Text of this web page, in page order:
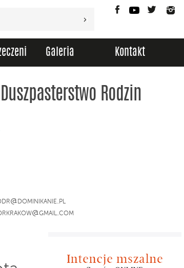
FacebookYouTubeTwitter
Galeria Kontakt
Rodzin